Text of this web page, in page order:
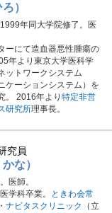
）
年同大学院修了。医
ーにて造血器悪性腫瘍の
年より東京大学医科学
ットワークシステム
ケーションシステム）を
。 2016年より 特定非営
研究所理事長。
究員
な）
医師。
学科卒業。
ときわ会常
ナビタスクリニック
（立